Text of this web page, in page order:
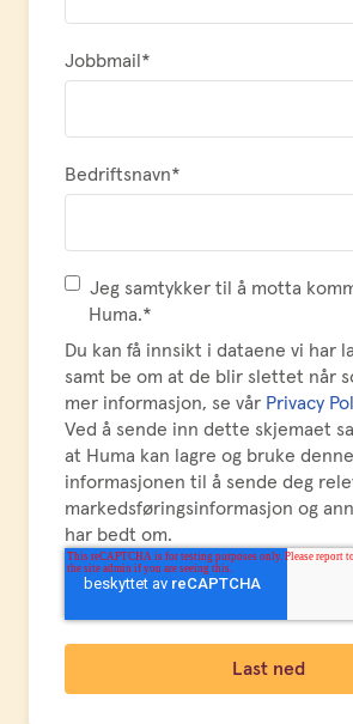
Jobbmail *
Bedriftsnavn*
Jeg samtykker til å motta
Huma.*
Du kan få innsikt i dataene vi har
samt be om at de blir slettet når
mer informasjon, se vår Privacy
Ved å sende inn dette skjemaet
at Huma kan lagre og bruke denne
informasjonen til å sende deg
markedsføringsinformasjon og
har bedt om.